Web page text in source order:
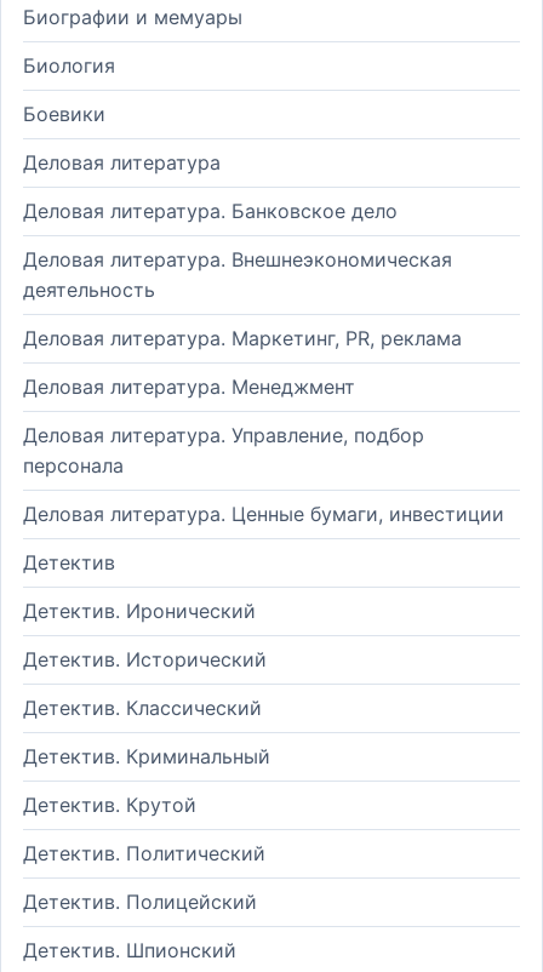
Биографии и мемуары
Биология
Боевики
Деловая литература
Деловая литература. Банковское дело
Деловая литература. Внешнеэкономическая
деятельность
Деловая литература. Маркетинг, PR, реклама
Деловая литература. Менеджмент
Деловая литература. Управление, подбор
персонала
Деловая литература. Ценные бумаги, инвестиции
Детектив
Детектив. Иронический
Детектив. Исторический
Детектив. Классический
Детектив. Криминальный
Детектив. Крутой
Детектив. Политический
Детектив. Полицейский
Детектив. Шпионский